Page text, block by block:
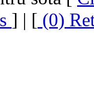
] | [ (0)